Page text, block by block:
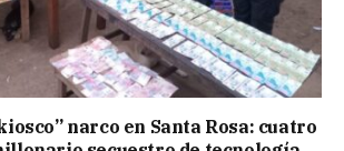
narco en Santa Rosa: cuatro